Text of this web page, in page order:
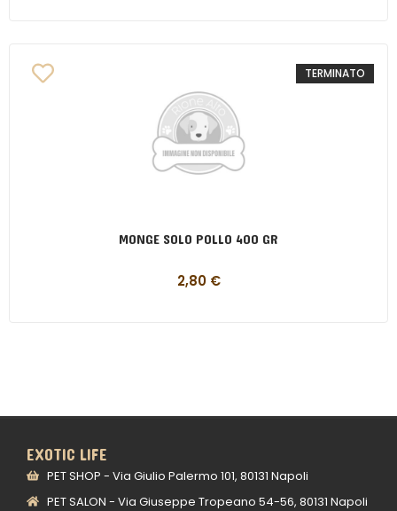
TERMINATO
MONGE SOLO POLLO 400 GR
2,80 €
EXOTIC LIFE
PET SHOP - Via Giulio Palermo 101, 80131 Napoli
PET SALON - Via Giuseppe Tropeano 54-56, 80131 Napoli